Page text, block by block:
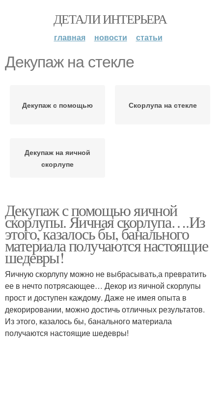
ДЕТАЛИ ИНТЕРЬЕРА
главная новости статьи
Декупаж на стекле
Декупаж с помощью Скорлупа на стекле
Декупаж на яичной
скорлупе
Декупаж с помощью яичной
скорлупы. Яичная скорлупа….Из
этого, казалось бы, банального
материала получаются настоящие
шедевры!
Яичную скорлупу можно не выбрасывать,а превратить
ее в нечто потрясающее… Декор из яичной скорлупы
прост и доступен каждому. Даже не имея опыта в
декорировании, можно достичь отличных результатов.
Из этого, казалось бы, банального материала
получаются настоящие шедевры!